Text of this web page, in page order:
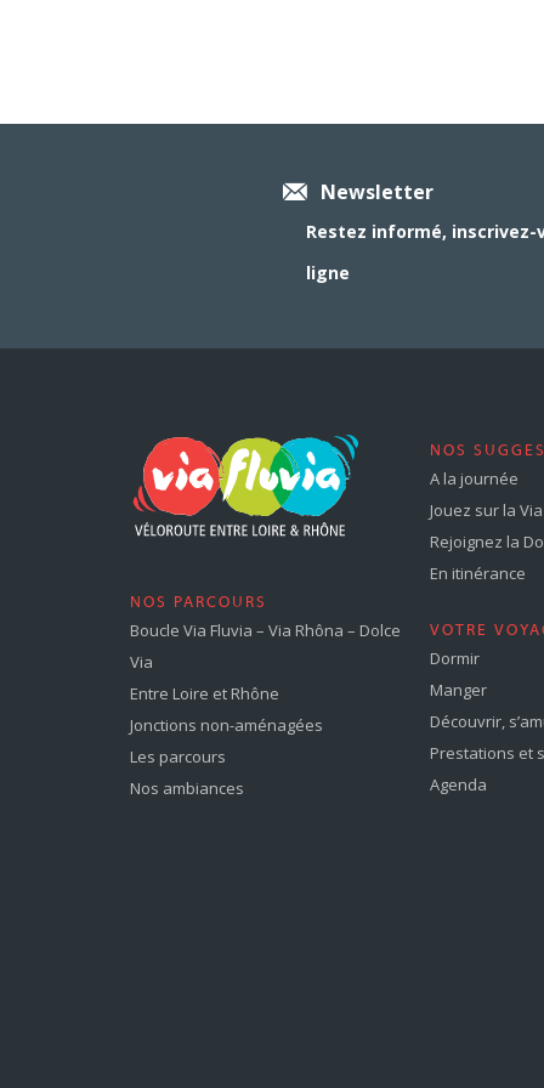
Newsletter
Restez informé,
ligne
NOS PARCOURS
Boucle Via Fluvia – Via Rhôna – Dolce
Via
Entre Loire et Rhône
Jonctions non-aménagées
Les parcours
Nos ambiances
NOS
A la journée
Jouez sur la
Rejoignez la
En itinérance
VOTRE
Dormir
Manger
Découvrir,
Prestations et
Agenda